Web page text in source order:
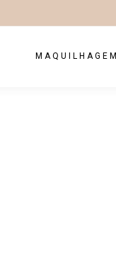
MAQUILHAGEM